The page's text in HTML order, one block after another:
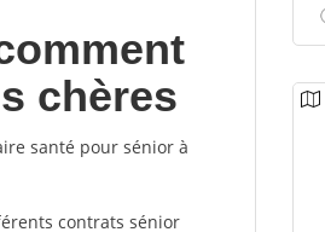
chères
santé pour sénior à
contrats sénior